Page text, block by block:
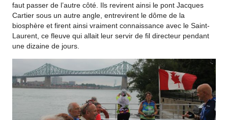
faut passer de l’autre côté. Ils revirent ainsi le pont Jacques
Cartier sous un autre angle, entrevirent le dôme de la
biosphère et firent ainsi vraiment connaissance avec le Saint-
Laurent, ce fleuve qui allait leur servir de fil directeur pendant
une dizaine de jours.